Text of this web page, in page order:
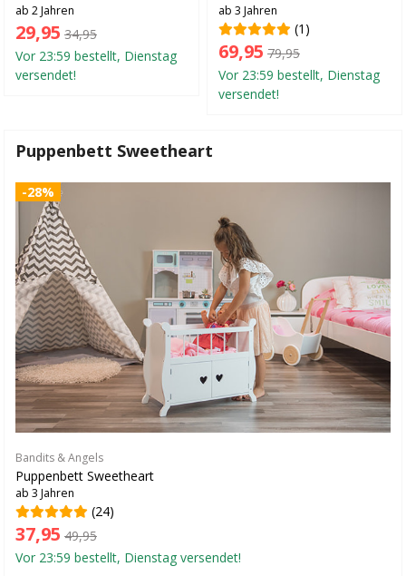
ab 2 Jahren
29,95 34,95
Vor 23:59 bestellt, Dienstag
versendet!
ab 3 Jahren
(1)
69,95 79,95
Vor 23:59 bestellt, Dienstag
versendet!
Puppenbett Sweetheart
-28%
Bandits & Angels
Puppenbett Sweetheart
ab 3 Jahren
(24)
37,95 49,95
Vor 23:59 bestellt, Dienstag versendet!